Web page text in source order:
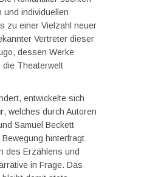
und individuellen
zu einer Vielzahl neuer
Vertreter dieser
dessen Werke
die Theaterwelt
entwickelte sich
, welches durch Autoren
Samuel Beckett
hinterfragt
des Erzählens und
in Frage. Das